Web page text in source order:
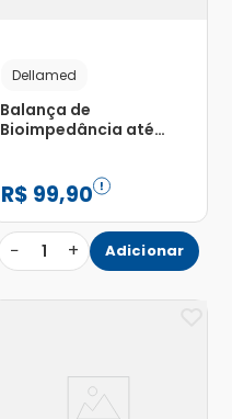
Dellamed
Balança de
Bioimpedância até
R$ 99,90
− 1 + Adicionar